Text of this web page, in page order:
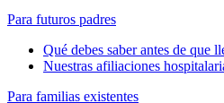
Para futuros padres
Qué debes saber antes de que
Nuestras afiliaciones
Para familias existentes